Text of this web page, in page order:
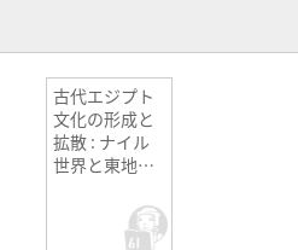
古代エジプト
文化の形成と
拡散 : ナイル
世界と東地中